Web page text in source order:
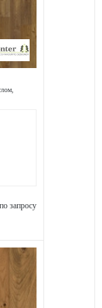
по запросу